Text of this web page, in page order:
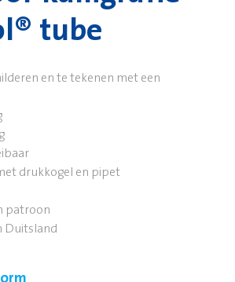
tube
en te tekenen met een
drukkogel en pipet
patroon
Duitsland